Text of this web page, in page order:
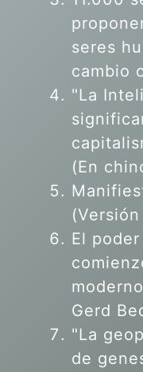
seres
cambio
"La
(En
El
Gerd
"La
de